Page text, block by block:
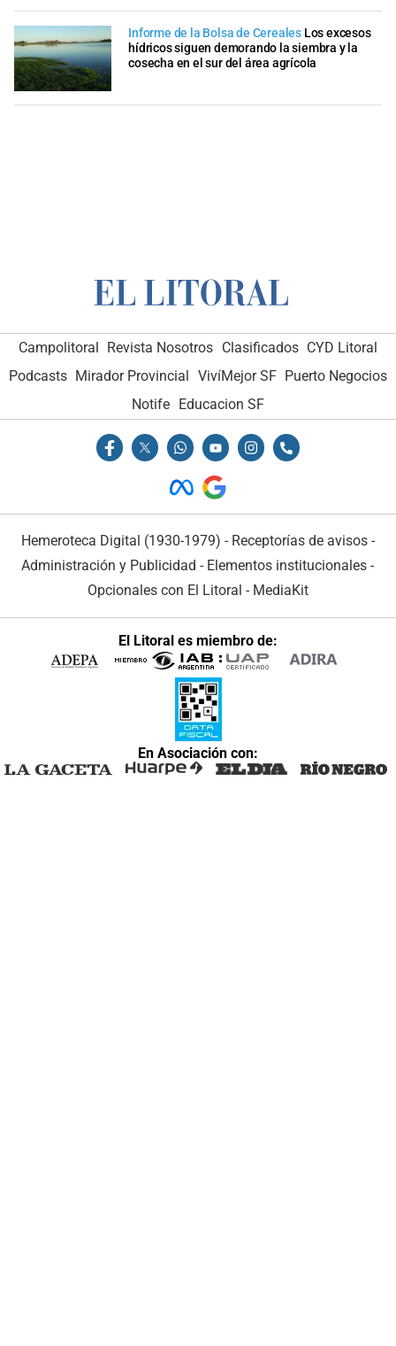
Informe de la Bolsa de Cereales Los excesos
hídricos siguen demorando la siembra y la
cosecha en el sur del área agrícola
Campolitoral Revista Nosotros Clasificados CYD Litoral
Podcasts Mirador Provincial VivíMejor SF Puerto Negocios
Notife
Educacion SF
Hemeroteca Digital (1930-1979) - Receptorías de avisos -
Administración y Publicidad - Elementos institucionales -
Opcionales con El Litoral - MediaKit
El Litoral es miembro de:
En Asociación con: